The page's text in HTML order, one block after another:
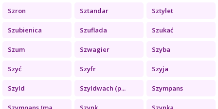
Szron Sztandar Sztylet
Szubienica Szuflada Szukać
Szum Szwagier Szyba
Szyć Szyfr Szyja
Szyld Szyldwach (p... Szympans